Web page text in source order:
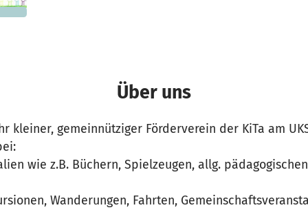
Über uns
kleiner, gemeinnütziger Förderverein der KiTa am
wie z.B. Büchern, Spielzeugen, allg. pädagogischen
Wanderungen, Fahrten,